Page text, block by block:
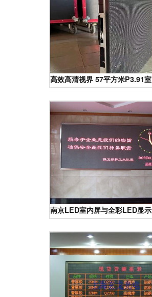
高效高清视界 57平方米P3.91
南京LED室内屏与全彩LED显